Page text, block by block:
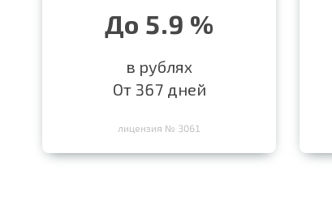
До 5.9 %
в рублях
От 367 дней
лицензия № 3061